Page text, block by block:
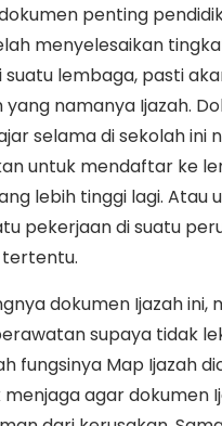
penting
menyelesaikan
suatu lembaga, pasti
namanya Ijazah.
selama di sekolah ini
untuk mendaftar ke
lebih tinggi lagi. Atau
pekerjaan di suatu
dokumen Ijazah ini,
supaya tidak
fungsinya Map Ijazah
agar dokumen